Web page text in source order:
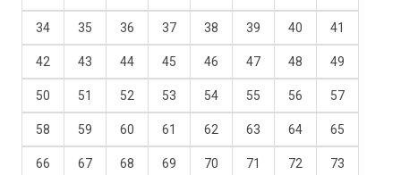
34 35 36 37 38 39 40 41
42 43 44 45 46 47 48 49
50 51 52 53 54 55 56 57
58 59 60 61 62 63 64 65
66 67 68 69 70 71 72 73